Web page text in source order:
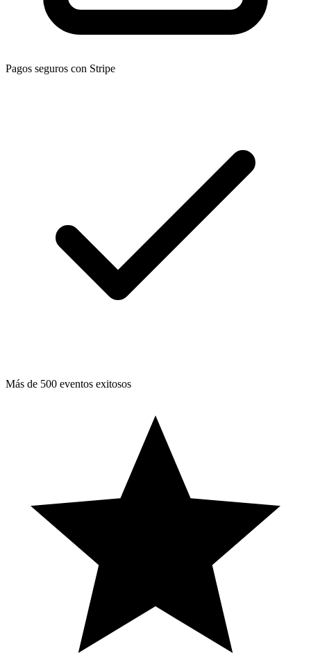
Pagos seguros con Stripe
Más de 500 eventos exitosos